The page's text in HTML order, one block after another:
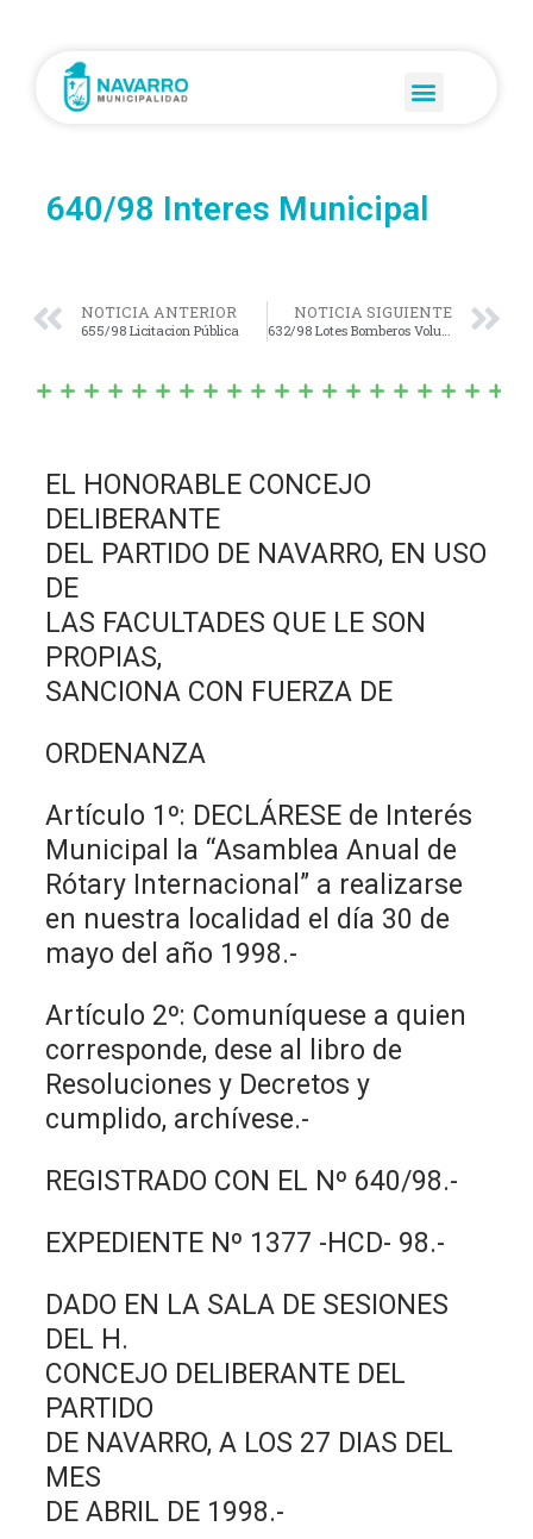
640/98 Interes Municipal
NOTICIA ANTERIOR
655/98 Licitacion Pública
NOTICIA SIGUIENTE
632/98 Lotes Bomberos Voluntarios
EL HONORABLE CONCEJO
DELIBERANTE
DEL PARTIDO DE NAVARRO, EN USO
DE
LAS FACULTADES QUE LE SON
PROPIAS,
SANCIONA CON FUERZA DE
ORDENANZA
Artículo 1º: DECLÁRESE de Interés
Municipal la “Asamblea Anual de
Rótary Internacional” a realizarse
en nuestra localidad el día 30 de
mayo del año 1998.-
Artículo 2º: Comuníquese a quien
corresponde, dese al libro de
Resoluciones y Decretos y
cumplido, archívese.-
REGISTRADO CON EL Nº 640/98.-
EXPEDIENTE Nº 1377 -HCD- 98.-
DADO EN LA SALA DE SESIONES
DEL H.
CONCEJO DELIBERANTE DEL
PARTIDO
DE NAVARRO, A LOS 27 DIAS DEL
MES
DE ABRIL DE 1998.-